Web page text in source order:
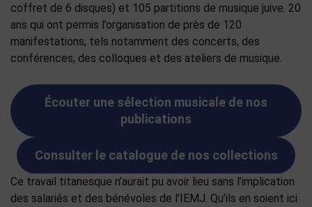
coffret de 6 disques) et 105 partitions de musique juive. 20
ans qui ont permis l’organisation de près de 120
manifestations, tels notamment des concerts, des
conférences, des colloques et des ateliers de musique.
Écouter une sélection musicale de nos
publications
Consulter le catalogue de nos collections
Ce travail titanesque n’aurait pu avoir lieu sans l’implication
des salariés et des bénévoles de l’IEMJ. Qu’ils en soient ici